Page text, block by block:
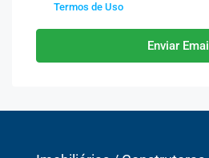
Termos de Uso
Enviar Email